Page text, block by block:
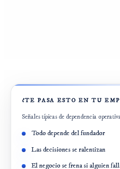
¿TE PASA ESTO EN TU
Señales típicas de dependencia
Todo depende del fundador
Las decisiones se ralentizan
El negocio se frena si alguien